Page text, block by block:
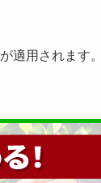
が適用されます。